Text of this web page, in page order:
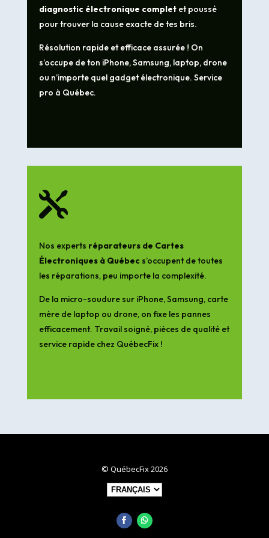
diagnostic électronique completet poussé
pour trouver la cause exacte de tes bris.
Résolution rapide et efficace assurée ! On
s’occupe de ton iPhone, Samsung, laptop, drone
ou n’importe quel gadget électronique. Service
pro à Québec.

Nos experts réparateurs de Cartes
Électroniques à Québecs’occupent de toutes
les réparations, peu importe la complexité.
De la micro-soudure sur iPhone, Samsung, carte
mère de laptop ou drone, on fixe les pannes
efficacement. Travail soigné, pièces de qualité et
service rapide chez QuébecFix !
© QuébecFix 2026